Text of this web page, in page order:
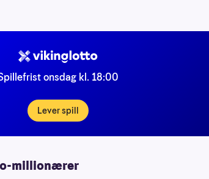
onsdag kl. 18:00
Lever spill
millionærer